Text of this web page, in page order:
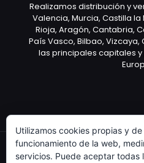
Realizamos distribución y
Valencia, Murcia, Castilla la
Rioja, Aragón, Cantabria,
País Vasco, Bilbao,
las principales capitales
Utilizamos cookies propias y
funcionamiento de la web,
servicios. Puede aceptar todas